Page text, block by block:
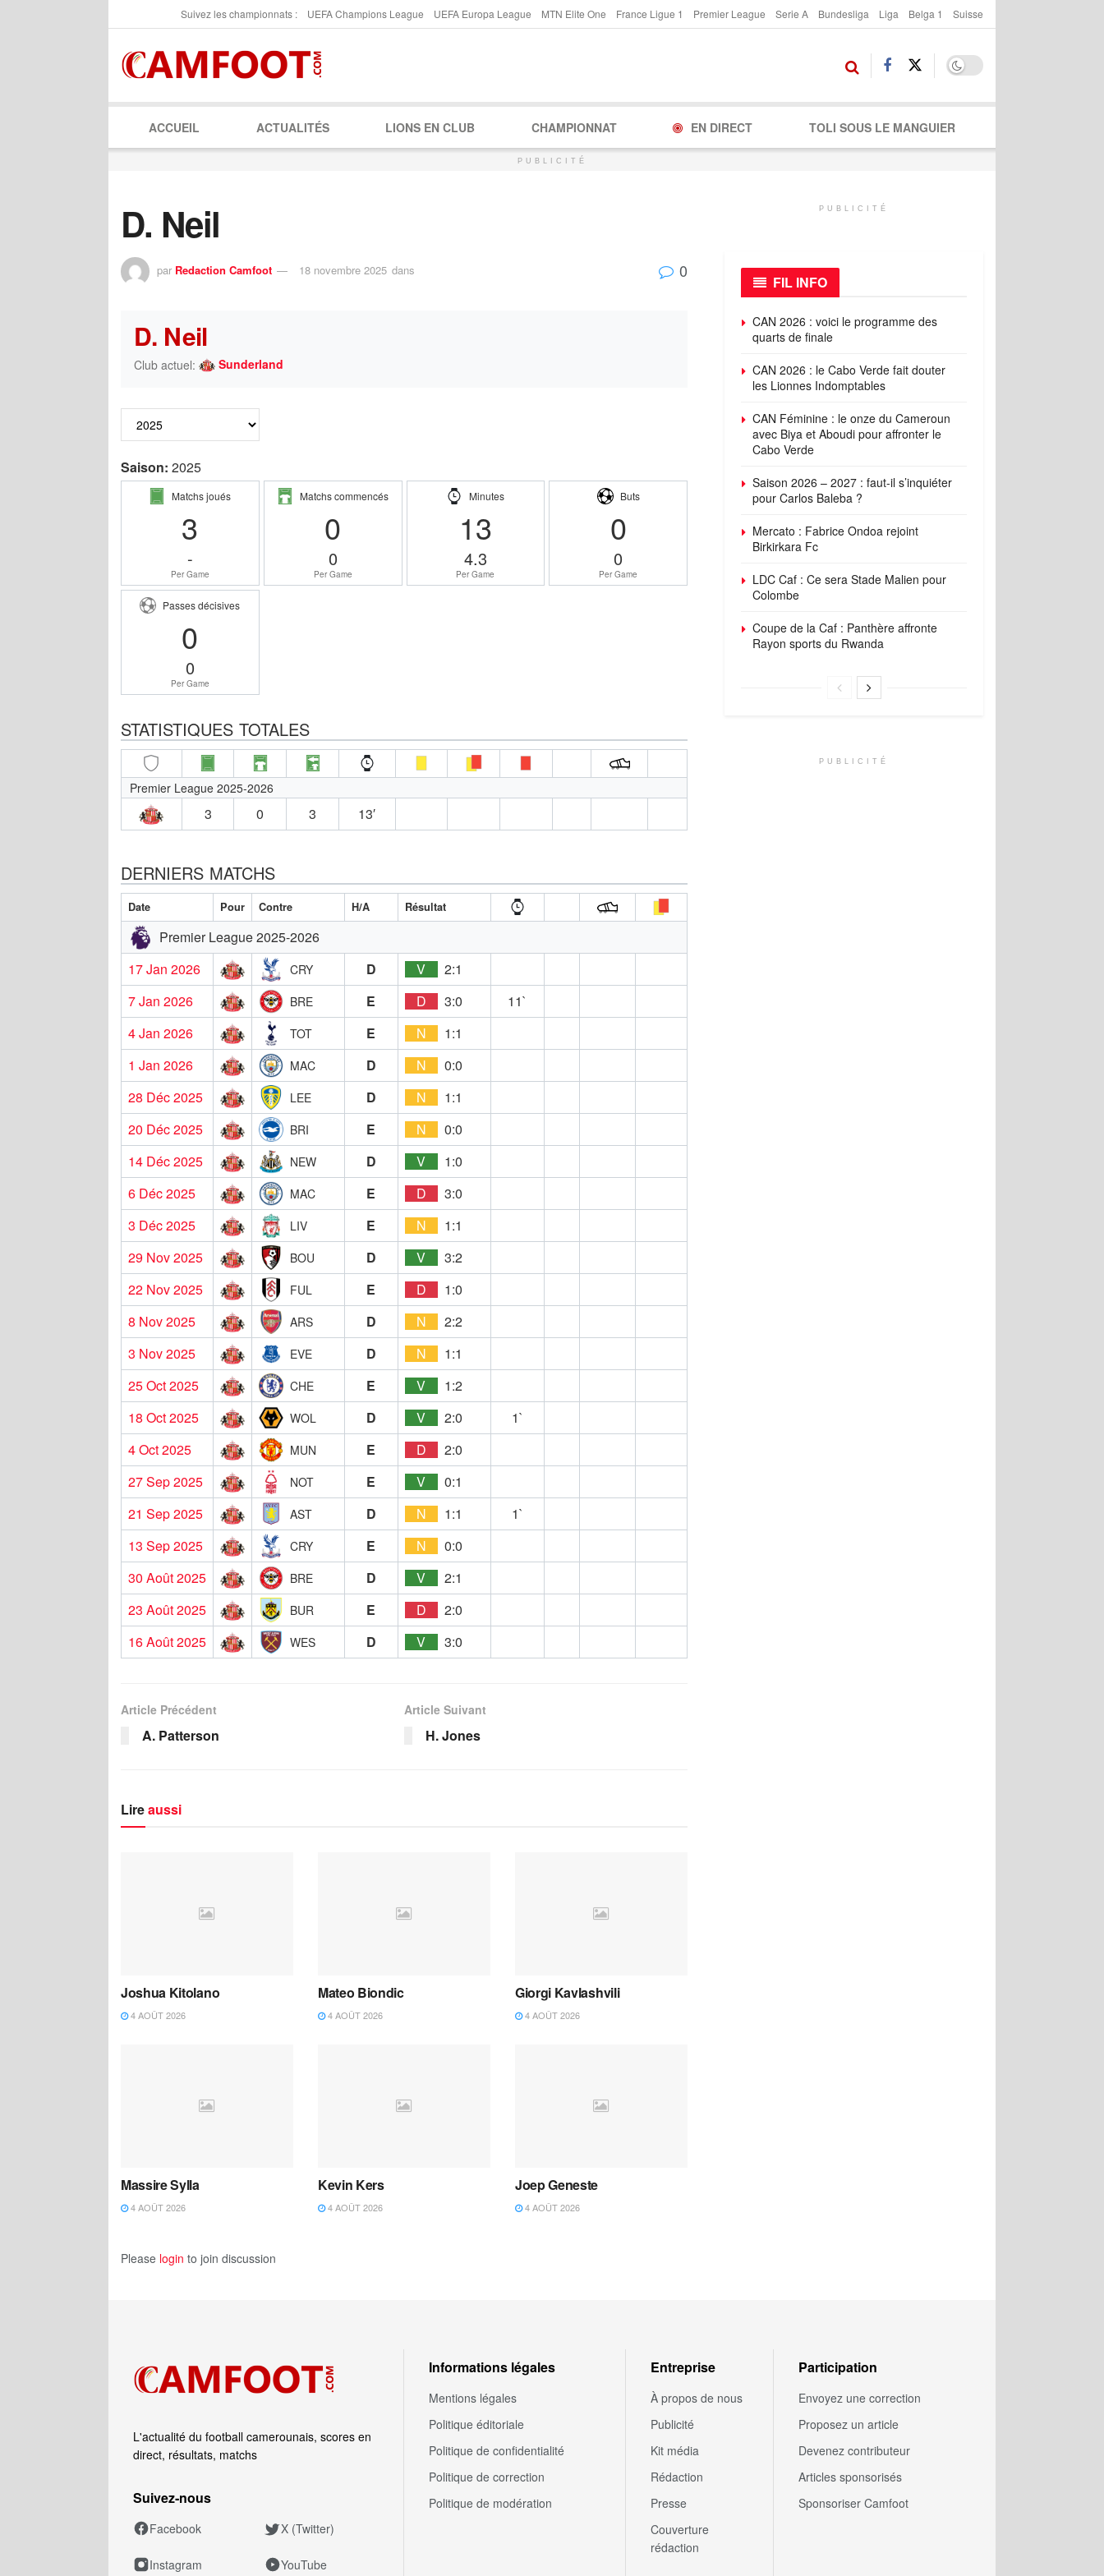
Suivez les championnats : UEFA Champions League UEFA Europa League MTN Elite One France Ligue 1 Premier League Serie A Bundesliga Liga Belga 1 Suisse
ACCUEIL ACTUALITÉS LIONS EN CLUB CHAMPIONNAT EN DIRECT TOLI SOUS LE MANGUIER
PUBLICITÉ
D. Neil
par Redaction Camfoot 18 novembre 2025 dans 0
D. Neil
Club actuel: Sunderland
Saison: 2025
Matchs joués
3
-
Per Game
Matchs commencés
0
0
Per Game
Minutes
13
4.3
Per Game
Buts
0
0
Per Game
Passes décisives
0
0
Per Game
STATISTIQUES TOTALES
Premier League 2025-2026
3 0 3 13′
DERNIERS MATCHS
Date Pour Contre H/A Résultat
Premier League 2025-2026
17 Jan 2026
CRY D V
2:1
7 Jan 2026
BRE E D 3:0
11`
4 Jan 2026
TOT E N
1:1
1 Jan 2026
MAC D N
0:0
28 Déc 2025
LEE D N
1:1
20 Déc 2025
BRI E N
0:0
14 Déc 2025
NEW D V
1:0
6 Déc 2025
MAC E D
3:0
3 Déc 2025
LIV E N
1:1
29 Nov 2025
BOU D V
3:2
22 Nov 2025
FUL E D
1:0
8 Nov 2025
ARS D N
2:2
3 Nov 2025
EVE D N
1:1
25 Oct 2025
CHE E V
1:2
18 Oct 2025
WOL D V 2:0
1`
4 Oct 2025
MUN E D
2:0
27 Sep 2025
NOT E V
0:1
21 Sep 2025
AST D N 1:1
1`
13 Sep 2025
CRY E N
0:0
30 Août 2025
BRE D V
2:1
23 Août 2025
BUR E D
2:0
16 Août 2025
WES D V 3:0
Article Précédent
A. Patterson
Article Suivant
H. Jones
Lireaussi
Joshua Kitolano
4 AOÛT 2026
Mateo Biondic
4 AOÛT 2026
Giorgi Kavlashvili
4 AOÛT 2026
Massire Sylla
4 AOÛT 2026
Kevin Kers
4 AOÛT 2026
Joep Geneste
4 AOÛT 2026
Please login to join discussion
PUBLICITÉ
FIL INFO
CAN 2026 : voici le programme des
quarts de finale
CAN 2026 : le Cabo Verde fait douter
les Lionnes Indomptables
CAN Féminine : le onze du Cameroun
avec Biya et Aboudi pour affronter le
Cabo Verde
Saison 2026 – 2027 : faut-il s’inquiéter
pour Carlos Baleba ?
Mercato : Fabrice Ondoa rejoint
Birkirkara Fc
LDC Caf : Ce sera Stade Malien pour
Colombe
Coupe de la Caf : Panthère affronte
Rayon sports du Rwanda
PUBLICITÉ
L'actualité du football camerounais, scores en
direct, résultats, matchs
Suivez‑nous
Facebook X (Twitter)
Instagram YouTube
Informations légales
Mentions légales
Politique éditoriale
Politique de confidentialité
Politique de correction
Politique de modération
Entreprise
À propos de nous
Publicité
Kit média
Rédaction
Presse
Couverture
rédaction
Participation
Envoyez une correction
Proposez un article
Devenez contributeur
Articles sponsorisés
Sponsoriser Camfoot